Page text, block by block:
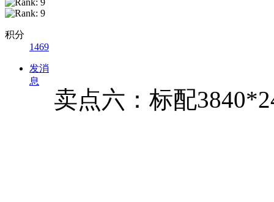
积分
1469
发消
息
卖点六：标配